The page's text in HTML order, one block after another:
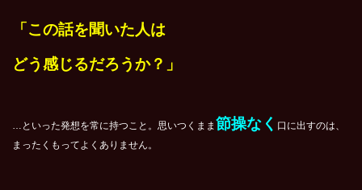
「この話を聞いた人は
どう感じるだろうか？」
…といった発想を常に持つこと。思いつくまま 節操なく 口に出すのは、
まったくもってよくありません。